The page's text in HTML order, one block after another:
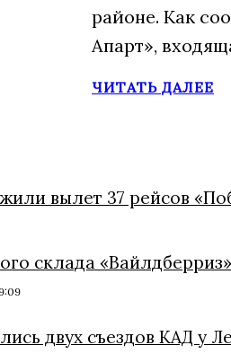
районе. Как
Апарт»,
ЧИТАТЬ ДАЛЕЕ
вылет 37 рейсов
склада
двух съездов КАД у